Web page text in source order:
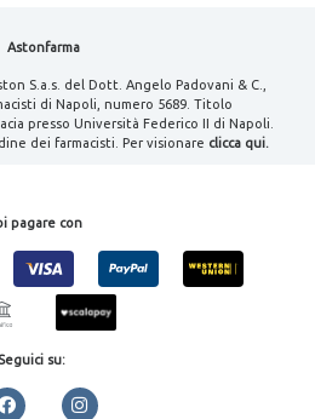
Astonfarma
S.a.s. del Dott. Angelo Padovani & C.,
di Napoli, numero 5689. Titolo
presso Università Federico II di Napoli.
dei farmacisti. Per visionare clicca qui.
pagare con
su: